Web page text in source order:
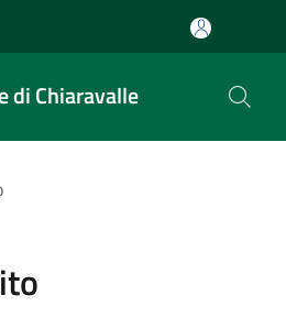
di Chiaravalle